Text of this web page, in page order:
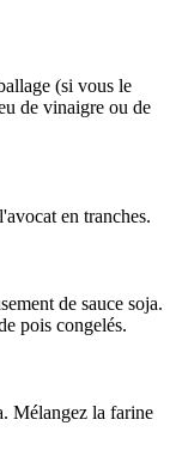
(si vous le
de vinaigre ou de
en tranches.
de sauce soja.
pois congelés.
Mélangez la farine